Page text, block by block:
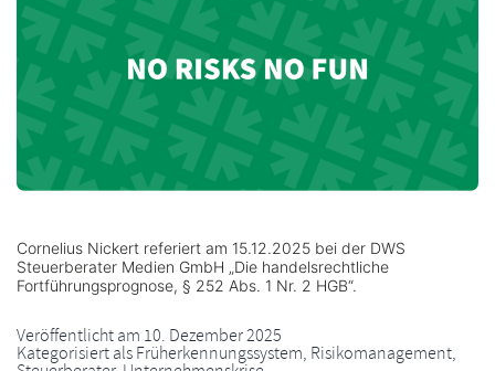
Cornelius Nickert referiert am 15.12.2025 bei der DWS
Steuerberater Medien GmbH „Die handelsrechtliche
Fortführungsprognose, § 252 Abs. 1 Nr. 2 HGB“.
Veröffentlicht am 10. Dezember 2025
Kategorisiert alsFrüherkennungssystem, Risikomanagement,